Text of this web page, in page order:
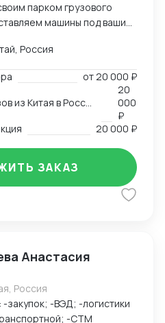
парком грузового
машины под ваши
в Гуанчжоу, ИУ и
Россия
от20 000 ₽
Доставка товаров и грузов из Китая в Россию, Казахстан, Беларусь, Таиланд, Вьетнам, Малайзию
20
000
₽
20 000 ₽
ЗАКАЗ
Анастасия
Россия
закупок; -ВЭД; -логистики
-СТМ